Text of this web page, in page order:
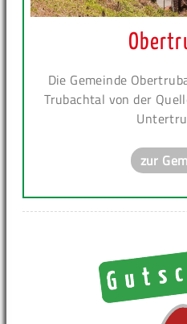
Die Gemeinde
Trubachtal von der
zur